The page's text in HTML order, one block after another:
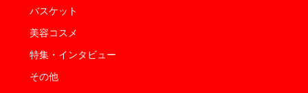
バスケット
美容コスメ
特集・インタビュー
その他